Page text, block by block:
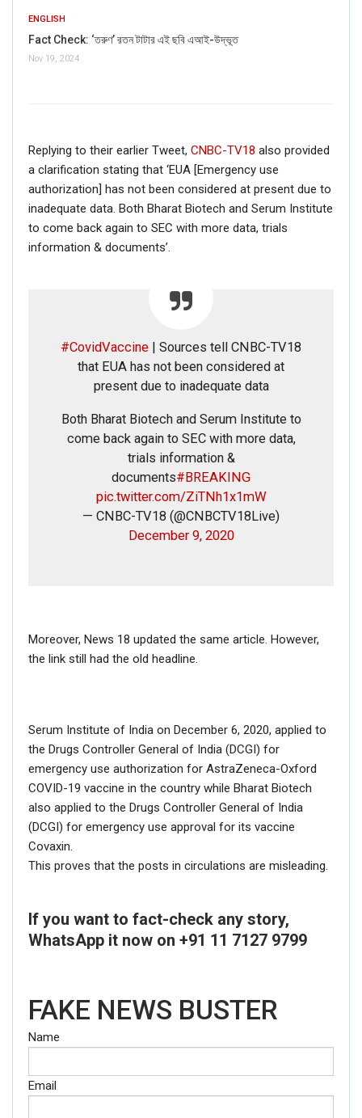
ENGLISH
Fact Check: ‘তরুণ’ রতন টাটার এই ছবি এআই-উদ্ভূত
Nov 19, 2024
Replying to their earlier Tweet, CNBC-TV18 also provided
a clarification stating that ‘EUA [Emergency use
authorization] has not been considered at present due to
inadequate data. Both Bharat Biotech and Serum Institute
to come back again to SEC with more data, trials
information & documents’.
#CovidVaccine | Sources tell CNBC-TV18
that EUA has not been considered at
present due to inadequate data
Both Bharat Biotech and Serum Institute to
come back again to SEC with more data,
trials information &
documents#BREAKING
pic.twitter.com/ZiTNh1x1mW
— CNBC-TV18 (@CNBCTV18Live)
December 9, 2020
Moreover, News 18 updated the same article. However,
the link still had the old headline.
Serum Institute of India on December 6, 2020, applied to
the Drugs Controller General of India (DCGI) for
emergency use authorization for AstraZeneca-Oxford
COVID-19 vaccine in the country while Bharat Biotech
also applied to the Drugs Controller General of India
(DCGI) for emergency use approval for its vaccine
Covaxin.
This proves that the posts in circulations are misleading.
If you want to fact-check any story,
WhatsApp it now on +91 11 7127 9799
FAKE NEWS BUSTER
Name
Email